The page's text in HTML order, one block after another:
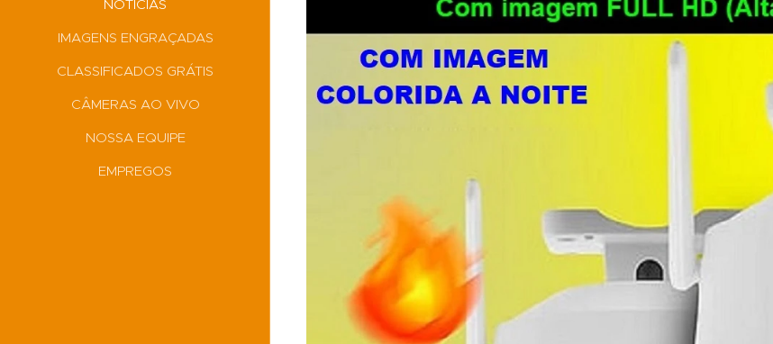
NOTÍCIAS
IMAGENS ENGRAÇADAS
CLASSIFICADOS GRÁTIS
CÂMERAS AO VIVO
NOSSA EQUIPE
EMPREGOS